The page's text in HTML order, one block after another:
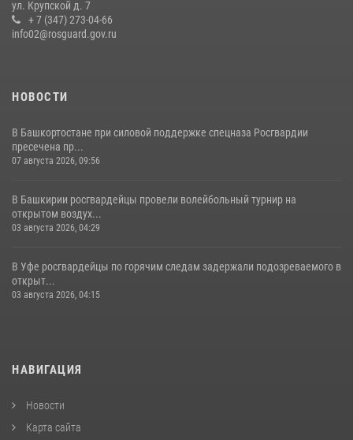
Сотрудники вневедомственной охраны Росгвардии задержали
нарушителя после сообщения об угрозе с оружием
ул. Крупской д. 7
+ 7 (347) 273-04-66
info02@rosguard.gov.ru
НОВОСТИ
В Башкортостане при силовой поддержке спецназа Росгвардии
пресечена пр...
07 августа 2026, 09:56
В Башкирии росгвардейцы провели волейбольный турнир на
открытом воздух...
03 августа 2026, 04:29
В Уфе росгвардейцы по горячим следам задержали подозреваемого в
открыт...
03 августа 2026, 04:15
НАВИГАЦИЯ
Новости
Карта сайта